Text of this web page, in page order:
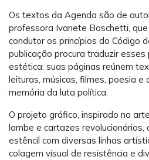
Os textos da Agenda são de
professora Ivanete Boschetti,
condutor os princípios do Código
publicação procura traduzir
estética: suas páginas reúnem
leituras, músicas, filmes, poesia
memória da luta política.
O projeto gráfico, inspirado na
lambe e cartazes
estêncil com diversas linhas
colagem visual de resistência e